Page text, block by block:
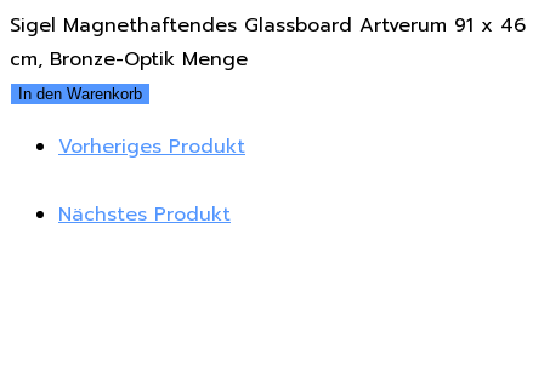
Sigel Magnethaftendes Glassboard Artverum 91 x 46
cm, Bronze-Optik Menge
In den Warenkorb
Vorheriges Produkt
Nächstes Produkt